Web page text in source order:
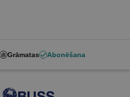
Grāmatas Abonēšana